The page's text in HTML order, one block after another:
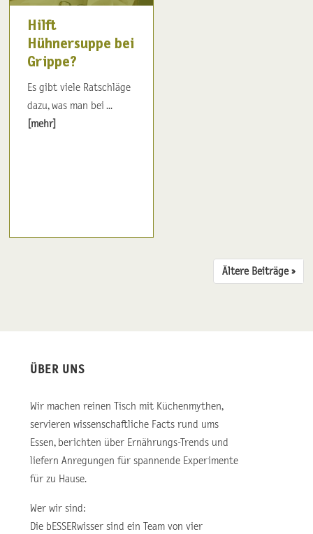
Hilft
Hühnersuppe bei
Grippe?
Es gibt viele Ratschläge
dazu, was man bei ...
[mehr]
Ältere Beiträge ››
ÜBER UNS
Wir machen reinen Tisch mit Küchenmythen,
servieren wissenschaftliche Facts rund ums
Essen, berichten über Ernährungs-Trends und
liefern Anregungen für spannende Experimente
für zu Hause.
Wer wir sind:
Die bESSERwisser sind ein Team von vier